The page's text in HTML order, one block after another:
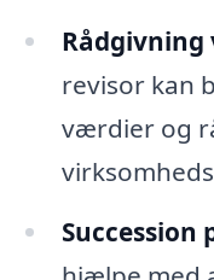
Rådgivning
revisor kan
værdier og